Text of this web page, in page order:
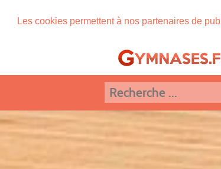
Les cookies permettent à nos partenaires de